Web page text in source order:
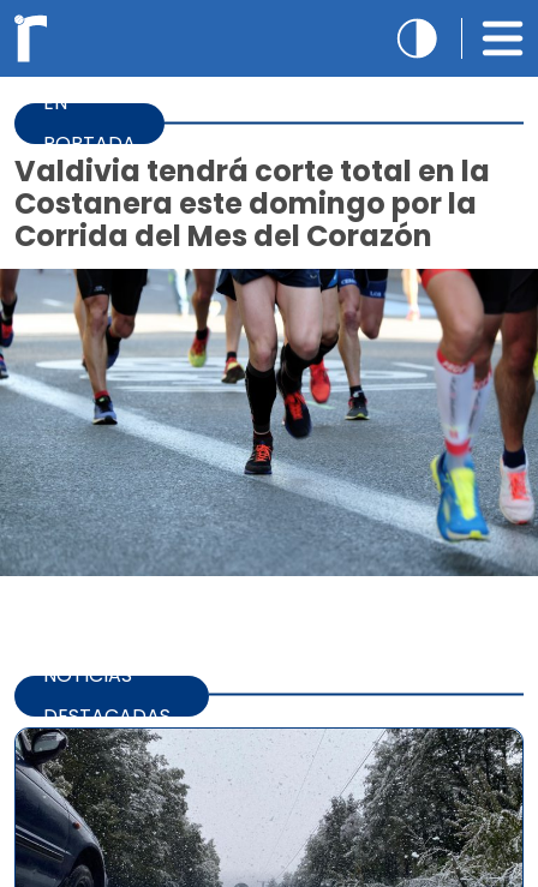
EN
PORTADA
Valdivia tendrá corte total en la
Costanera este domingo por la
Corrida del Mes del Corazón
NOTICIAS
DESTACADAS